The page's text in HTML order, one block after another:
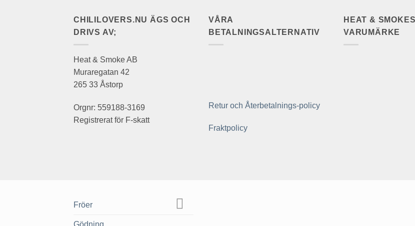
CHILILOVERS.NU ÄGS OCH
DRIVS AV;
Heat & Smoke AB
Muraregatan 42
265 33 Åstorp
Orgnr: 559188-3169
Registrerat för F-skatt
VÅRA
BETALNINGSALTERNATIV
Retur och Återbetalnings-policy
Fraktpolicy
HEAT & SMOKES
VARUMÄRKE
Fröer
Gödning